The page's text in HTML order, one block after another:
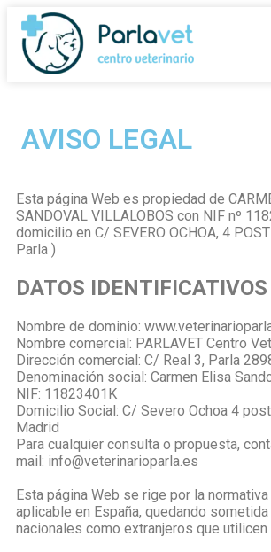
AVISO LEGAL
Esta página Web es propiedad de
SANDOVAL VILLALOBOS con NIF nº
domicilio en C/ SEVERO OCHOA, 4
Parla )
DATOS IDENTIFICATIVOS
Nombre de dominio:
Nombre comercial: PARLAVET Centro
Dirección comercial: C/ Real 3, Parla
Denominación social: Carmen Elisa
NIF: 11823401K
Domicilio Social: C/ Severo Ochoa 4
Madrid
Para cualquier consulta o propuesta,
mail: info@veterinarioparla.es
Esta página Web se rige por la
aplicable en España, quedando sometida
nacionales como extranjeros que utilicen